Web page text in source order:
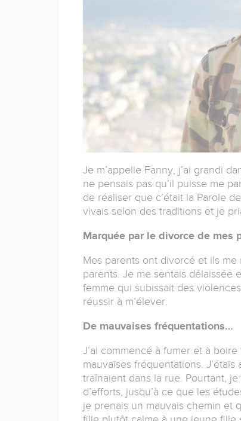
Je m’appelle Fanny, j’ai grandi
ne pensais pas qu’il puisse me
de réaliser que c’était la Parole
vivais selon des traditions et je
Marquée par le divorce de mes
Mes parents ont divorcé et ils
parents. Je me sentais délaissée
femme qui subissait des
réussir à m’élever.
De mauvaises fréquentations…
J’ai commencé à fumer et à
mauvaises fréquentations.
traînaient dans la rue. Pourtant,
d’efforts, jusqu’à ce que les
je prenais un mauvais chemin et